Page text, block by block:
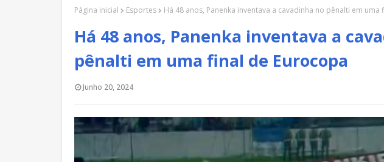
Página inicial Esportes Há 48 anos, Panenka inventava a cavadinha no pênalti em uma
Há 48 anos, Panenka inventava a
pênalti em uma final de Eurocopa
Junho 20, 2024